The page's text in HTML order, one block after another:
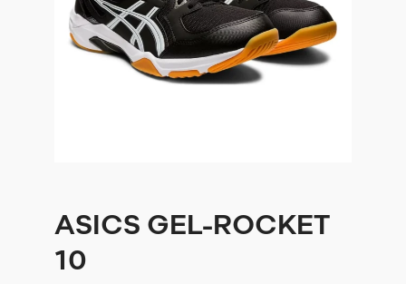
ASICS GEL-ROCKET
10